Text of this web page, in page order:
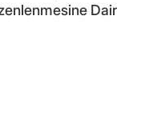
Dair